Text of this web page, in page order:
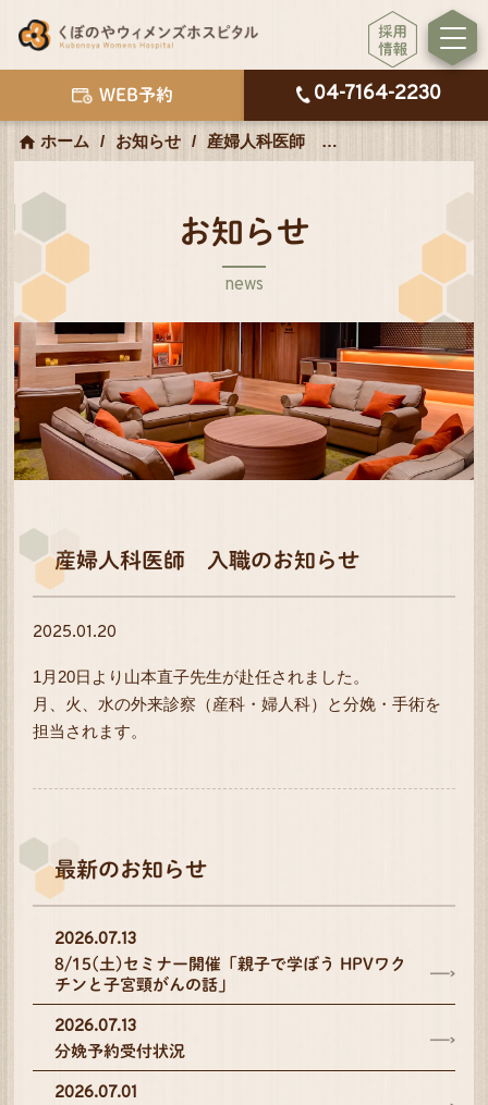
WEB予約 04-7164-2230
ホーム お知らせ 産婦人科医師 入職のお知らせ
お知らせ
news
産婦人科医師 入職のお知らせ
2025.01.20
1月20日より山本直子先生が赴任されました。
月、火、水の外来診察（産科・婦人科）と分娩・手術を
担当されます。
最新のお知らせ
2026.07.13
8/15(土)セミナー開催「親子で学ぼう HPVワク
チンと子宮頸がんの話」
2026.07.13
分娩予約受付状況
2026.07.01